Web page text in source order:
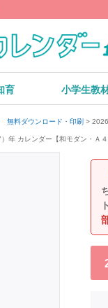
育 小学生教
料ダウンロード・印刷
年 カレンダー【和モダン・Ａ